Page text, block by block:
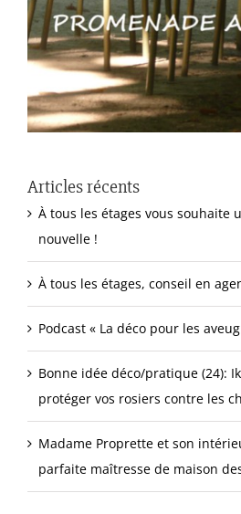
Articles récents
À tous les étages vous souhaite
nouvelle !
À tous les étages, conseil en
Podcast « La déco pour les
Bonne idée déco/pratique (24):
protéger vos rosiers contre les
Madame Proprette et son
parfaite maîtresse de maison